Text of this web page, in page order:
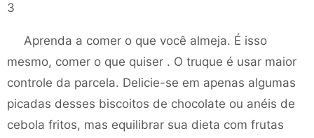
3
Aprenda a comer o que você almeja. É isso
mesmo, comer o que quiser . O truque é usar maior
controle da parcela. Delicie-se em apenas algumas
picadas desses biscoitos de chocolate ou anéis de
cebola fritos, mas equilibrar sua dieta com frutas